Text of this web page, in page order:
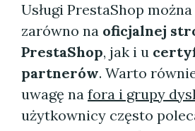
Usługi PrestaShop
zarówno na oficjalnej
PrestaShop, jak i u
partnerów. Warto
uwagę na fora i grupy
użytkownicy często